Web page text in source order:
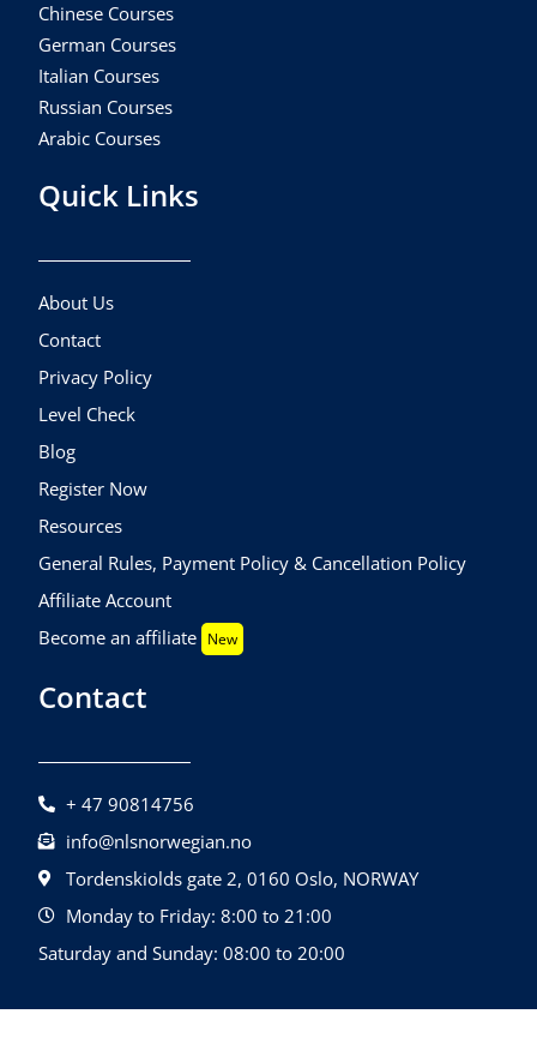
Chinese Courses
German Courses
Italian Courses
Russian Courses
Arabic Courses
Quick Links
About Us
Contact
Privacy Policy
Level Check
Blog
Register Now
Resources
General Rules, Payment Policy & Cancellation Policy
Affiliate Account
Become an affiliate New
Contact
+ 47 90814756
info@nlsnorwegian.no
Tordenskiolds gate 2, 0160 Oslo, NORWAY
Monday to Friday: 8:00 to 21:00
Saturday and Sunday: 08:00 to 20:00